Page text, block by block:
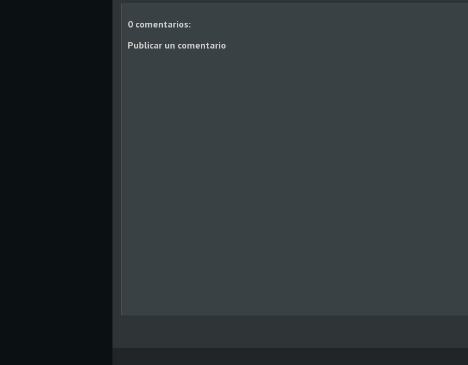
0 comentarios:
Publicar un comentario